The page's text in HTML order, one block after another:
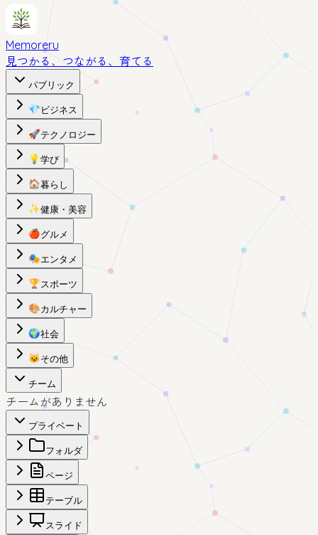
Memoreru
見つかる、つながる、育てる
パブリック
💎 ビジネス
🚀テクノロジー
💡 学び
🏠暮らし
✨健康・美容
🍎グルメ
🎭エンタメ
🏆スポーツ
🎨カルチャー
🌍社会
🐱 その他
チーム
チームがありません
プライベート
フォルダ
ページ
テーブル
スライド